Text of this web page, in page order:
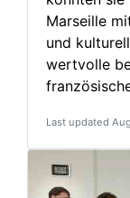
Marseille
und
wertvolle
Last updated